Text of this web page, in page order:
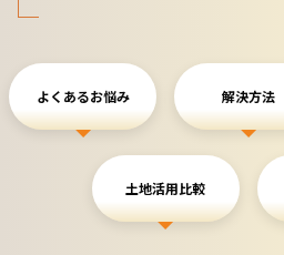
よくあるお悩み 解決方法
土地活用比較